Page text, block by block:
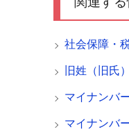
社会保障・
旧姓（旧氏
マイナンバ
マイナンバ